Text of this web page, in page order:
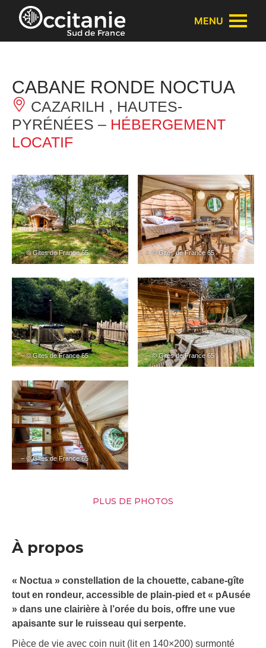
Panneau de gestion des cookies
MENU
CABANE RONDE NOCTUA
CAZARILH , HAUTES-
PYRÉNÉES – HÉBERGEMENT
LOCATIF
– © Gites de France 65 – © Gites de France 65
– © Gites de France 65 – © Gites de France 65
– © Gites de France 65
PLUS DE PHOTOS
À propos
« Noctua » constellation de la chouette, cabane-gîte
tout en rondeur, accessible de plain-pied et « pAusée
» dans une clairière à l’orée du bois, offre une vue
apaisante sur le ruisseau qui serpente.
Pièce de vie avec coin nuit (lit en 140×200) surmonté